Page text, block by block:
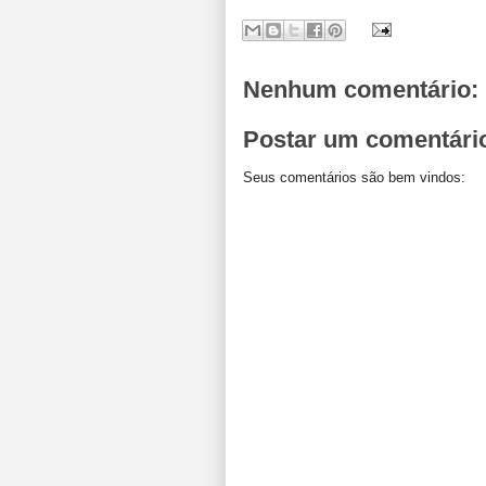
Nenhum comentário:
Postar um
Seus comentários são bem vindos: